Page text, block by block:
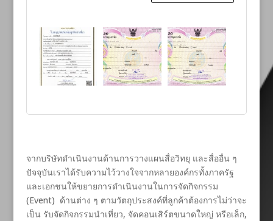
จากบริษัทดำเนินงานด้านการวางแผนสื่อวิทยุ และสื่ออื่น ๆ
ปัจจุบันเราได้รับความไว้วางใจจากหลายองค์กรทั้งภาครัฐ
และเอกชนให้ขยายการดำเนินงานในการจัดกิจกรรม
(Event) ด้านต่าง ๆ ตามวัตถุประสงค์ที่ลูกค้าต้องการไม่ว่าจะ
เป็น รับจัดกิจกรรมนำเที่ยว, จัดคอนเสิร์ตขนาดใหญ่ หรือเล็ก,